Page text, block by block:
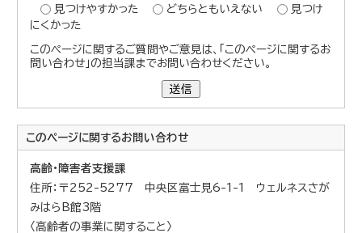
見つけやすかった
どちらともいえない
見つけ
にくかった
このページに関するご質問やご意見は、「このページに関するお
問い合わせ」の担当課までお問い合わせください。
送信
このページに関するお問い合わせ
高齢・障害者支援課
住所：〒252-5277 中央区富士見6-1-1 ウェルネスさが
みはらB館3階
〈高齢者の事業に関すること〉